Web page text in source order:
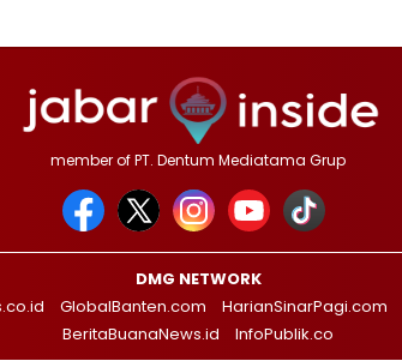
member of PT. Dentum Mediatama Grup
DMG NETWORK
GlobalBanten.com HarianSinarPagi.com
BeritaBuanaNews.id
InfoPublik.co